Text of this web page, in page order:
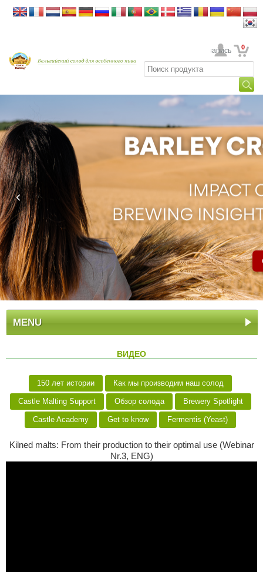
Ваша учетная запись 0
MENU
ВИДЕО
150 лет истории Как мы производим наш солод
Castle Malting Support Обзор солода Brewery Spotlight
Castle Academy Get to know Fermentis (Yeast)
Kilned malts: From their production to their optimal use (Webinar
Nr.3, ENG)